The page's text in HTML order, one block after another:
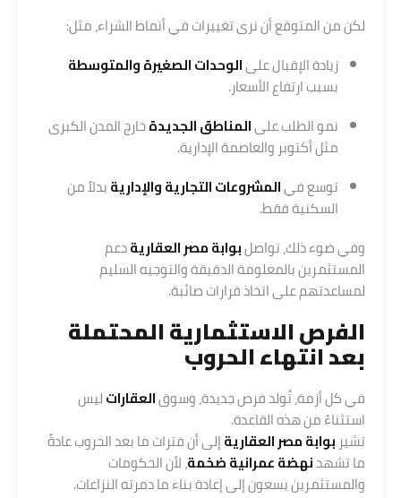
لكن من المتوقع أن نرى تغييرات في أنماط الشراء، مثل:
زيادة الإقبال علىالوحدات الصغيرة والمتوسطة
بسبب ارتفاع الأسعار.
نمو الطلب علىالمناطق الجديدةخارج المدن الكبرى
مثل أكتوبر والعاصمة الإدارية.
توسع فيالمشروعات التجارية والإداريةبدلاً من
السكنية فقط.
وفي ضوء ذلك، تواصلبوابة مصر العقاريةدعم
المستثمرين بالمعلومة الدقيقة والتوجيه السليم
لمساعدتهم على اتخاذ قرارات صائبة.
الفرص الاستثمارية المحتملة
بعد انتهاء الحروب
في كل أزمة، تُولد فرص جديدة، وسوقالعقاراتليس
استثناءً من هذه القاعدة.
تشير بوابة مصر العقاريةإلى أن فترات ما بعد الحروب عادةً
ما تشهدنهضة عمرانية ضخمة، لأن الحكومات
والمستثمرين يسعون إلى إعادة بناء ما دمرته النزاعات.